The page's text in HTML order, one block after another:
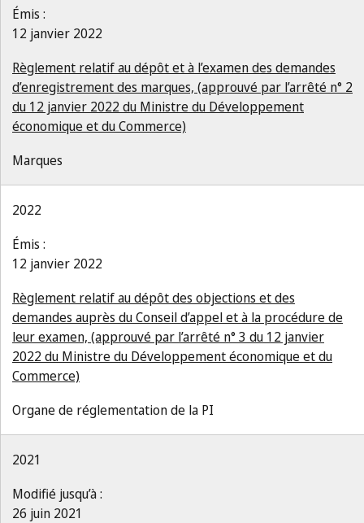
Émis :
12 janvier 2022
Règlement relatif au dépôt et à l’examen des demandes
d’enregistrement des marques, (approuvé par l’arrêté n° 2
du 12 janvier 2022 du Ministre du Développement
économique et du Commerce)
Marques
2022
Émis :
12 janvier 2022
Règlement relatif au dépôt des objections et des
demandes auprès du Conseil d’appel et à la procédure de
leur examen, (approuvé par l’arrêté n° 3 du 12 janvier
2022 du Ministre du Développement économique et du
Commerce)
Organe de réglementation de la PI
2021
Modifié jusqu’à :
26 juin 2021